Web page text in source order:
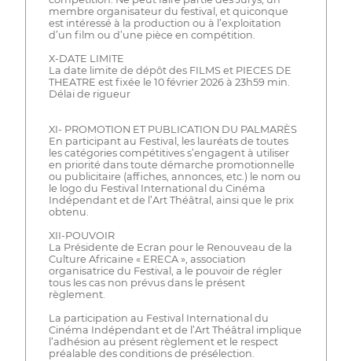
membre organisateur du festival, et quiconque
est intéressé à la production ou à l’exploitation
d’un film ou d’une pièce en compétition.
X-DATE LIMITE
La date limite de dépôt des FILMS et PIECES DE
THEATRE est fixée le 10 février 2026 à 23h59 min.
Délai de rigueur
XI- PROMOTION ET PUBLICATION DU PALMARÈS
En participant au Festival, les lauréats de toutes
les catégories compétitives s’engagent à utiliser
en priorité dans toute démarche promotionnelle
ou publicitaire (affiches, annonces, etc.) le nom ou
le logo du Festival International du Cinéma
Indépendant et de l’Art Théâtral, ainsi que le prix
obtenu.
XII-POUVOIR
La Présidente de Ecran pour le Renouveau de la
Culture Africaine « ERECA », association
organisatrice du Festival, a le pouvoir de régler
tous les cas non prévus dans le présent
règlement.
La participation au Festival International du
Cinéma Indépendant et de l’Art Théâtral implique
l’adhésion au présent règlement et le respect
préalable des conditions de présélection.